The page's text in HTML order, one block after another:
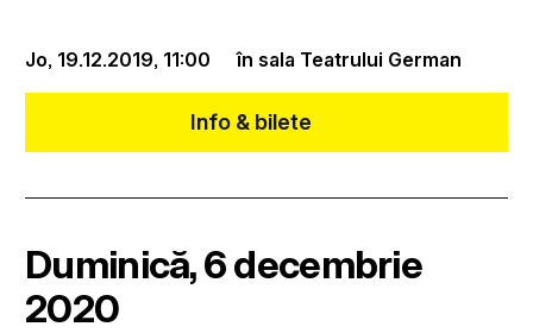
Jo, 19.12.2019, 11:00 în sala Teatrului German
Info & bilete
Duminică, 6 decembrie
2020